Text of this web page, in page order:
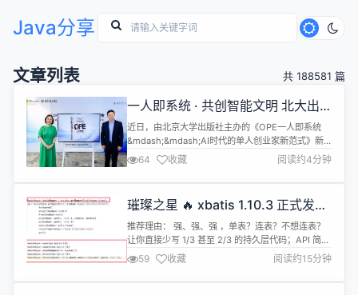
Java分享
文章列表 共 188581 篇
一人即系统 · 共创智能文明 北大出
版社《OPE一人即系统》新书发布暨
智能体时代圆桌论坛成功举办
近日，由北京大学出版社主办的《OPE一人即系统
&mdash;&mdash;AI时代的单人创业家新范式》新
书发布会暨智能体时代圆桌论坛，在北京成功举办。
本次活动以人工智能深刻重塑社会结构与工作方式为
时代背景，围绕&ldquo;暨智能体时代、未来组织与
能时代正在形成的全新创业范式与价值创造逻辑。来
自学界、产业...
64 收藏 阅读约4分钟
璀璨之星 🔥 xbatis 1.10.3 正式发
版，横扫 java 界的 ORM 来了
推荐理由： 强、强、强 ，单表？连表？不想连表？
让你直接少写 1/3 甚至 2/3 的持久层代码；API 简单
快捷 优雅 简洁 构建 SQL 非常强！用过的 没用过的
都来体验，虽然有 AI 了，但是真正好用的 ORM 的
还不能忽略的，除非你以后不维护。 1.10.3 - 2026-
59 收藏 阅读约15分钟